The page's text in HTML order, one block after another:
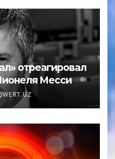
отреагировал
Месси